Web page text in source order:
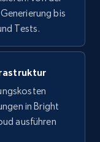
testen
by using
Initial
count, and
bis
Tests.
in Bright
ausführen